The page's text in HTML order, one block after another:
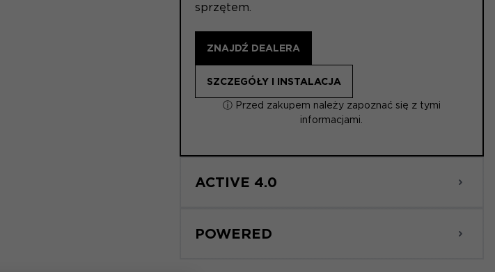
sprzętem.
ZNAJDŹ DEALERA
SZCZEGÓŁY I INSTALACJA
ⓘ Przed zakupem należy zapoznać się z tymi
informacjami.
ACTIVE 4.0
POWERED